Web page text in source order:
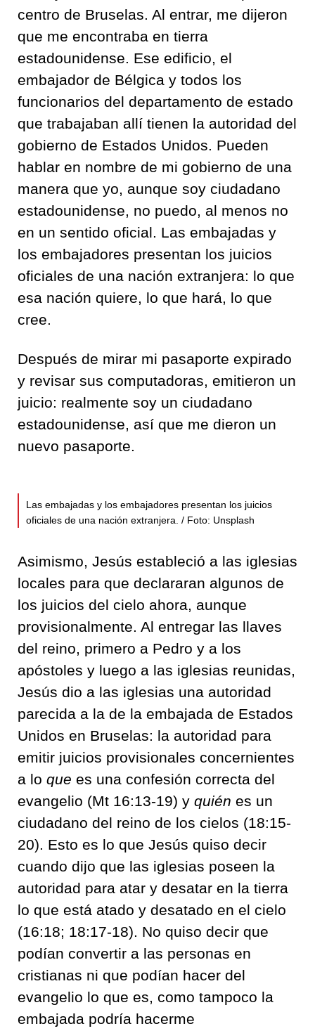
centro de Bruselas. Al entrar, me dijeron
que me encontraba en tierra
estadounidense. Ese edificio, el
embajador de Bélgica y todos los
funcionarios del departamento de estado
que trabajaban allí tienen la autoridad del
gobierno de Estados Unidos. Pueden
hablar en nombre de mi gobierno de una
manera que yo, aunque soy ciudadano
estadounidense, no puedo, al menos no
en un sentido oficial. Las embajadas y
los embajadores presentan los juicios
oficiales de una nación extranjera: lo que
esa nación quiere, lo que hará, lo que
cree.
Después de mirar mi pasaporte expirado
y revisar sus computadoras, emitieron un
juicio: realmente soy un ciudadano
estadounidense, así que me dieron un
nuevo pasaporte.
Las embajadas y los embajadores presentan los juicios
oficiales de una nación extranjera. / Foto: Unsplash
Asimismo, Jesús estableció a las iglesias
locales para que declararan algunos de
los juicios del cielo ahora, aunque
provisionalmente. Al entregar las llaves
del reino, primero a Pedro y a los
apóstoles y luego a las iglesias reunidas,
Jesús dio a las iglesias una autoridad
parecida a la de la embajada de Estados
Unidos en Bruselas: la autoridad para
emitir juicios provisionales concernientes
a lo que es una confesión correcta del
evangelio (Mt 16:13-19) y quién es un
ciudadano del reino de los cielos (18:15-
20). Esto es lo que Jesús quiso decir
cuando dijo que las iglesias poseen la
autoridad para atar y desatar en la tierra
lo que está atado y desatado en el cielo
(16:18; 18:17-18). No quiso decir que
podían convertir a las personas en
cristianas ni que podían hacer del
evangelio lo que es, como tampoco la
embajada podría hacerme